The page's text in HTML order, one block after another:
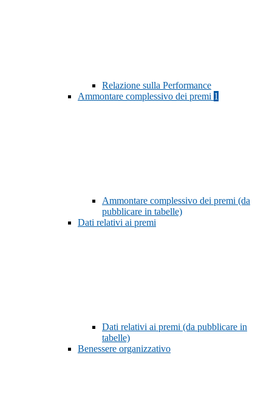
Relazione sulla Performance
Ammontare complessivo dei premi 1
Ammontare complessivo dei premi (da
pubblicare in tabelle)
Dati relativi ai premi
Dati relativi ai premi (da pubblicare in
tabelle)
Benessere organizzativo